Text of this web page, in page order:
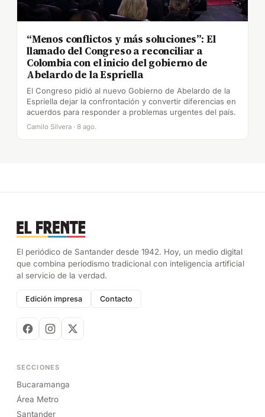
“Menos conflictos y más soluciones”: El
llamado del Congreso a reconciliar a
Colombia con el inicio del gobierno de
Abelardo de la Espriella
El Congreso pidió al nuevo Gobierno de Abelardo de la
Espriella dejar la confrontación y convertir diferencias en
acuerdos para responder a problemas urgentes del país.
Camilo Silvera · 8 ago.
El periódico de Santander desde 1942. Hoy, un medio digital
que combina periodismo tradicional con inteligencia artificial
al servicio de la verdad.
Edición impresa Contacto
SECCIONES
Bucaramanga
Área Metro
Santander